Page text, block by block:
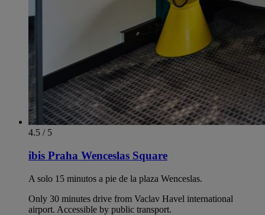
4.5 / 5
ibis Praha Wenceslas Square
A solo 15 minutos a pie de la plaza Wenceslas.
Only 30 minutes drive from Vaclav Havel international
airport. Accessible by public transport.